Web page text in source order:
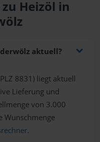
Heizöl in
aktuell?
8831) liegt aktuell
Lieferung und
von 3.000
Wunschmenge
.